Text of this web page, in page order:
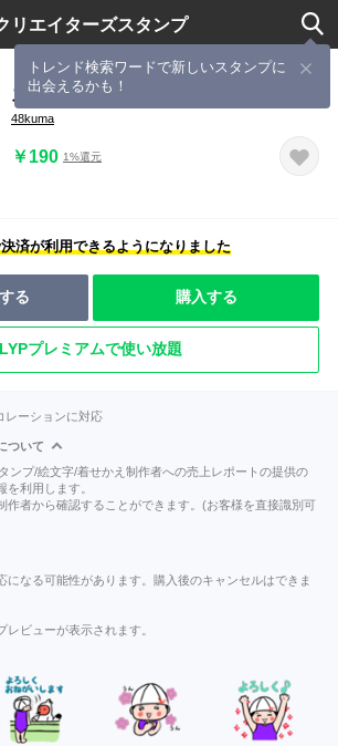
リエイターズスタンプ
トレンド検索ワードで新しいスタンプに
出会えるかも！
スイスイ②
48kuma
￥190 1%還元
済が利用できるようになりました
る 購入する
LYPプレミアムで使い放題
レーションに対応
ついて
ンプ/絵文字/着せかえ制作者への売上レポートの提供の
を利用します。
作者から確認することができます。(お客様を直接識別可
になる可能性があります。購入後のキャンセルはできま
レビューが表示されます。